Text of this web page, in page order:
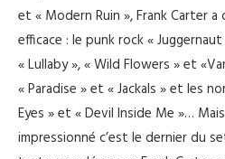
et « Modern Ruin », Frank Carter
efficace : le punk rock «
« Lullaby », « Wild Flowers » et
« Paradise » et « Jackals » et les
Eyes » et « Devil Inside Me »…
impressionné c’est le dernier du